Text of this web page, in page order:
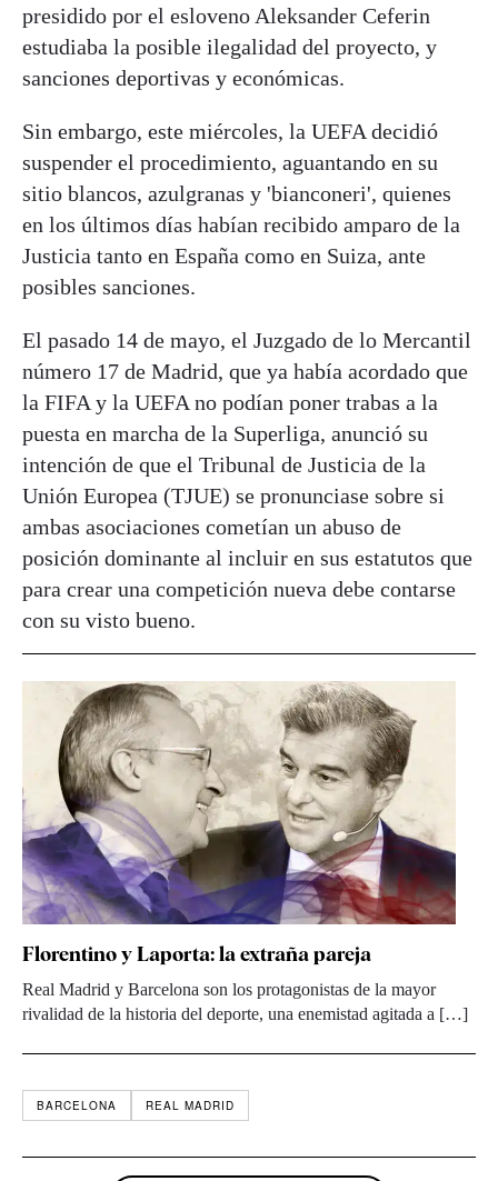
presidido por el esloveno Aleksander Ceferin
estudiaba la posible ilegalidad del proyecto, y
sanciones deportivas y económicas.
Sin embargo, este miércoles, la UEFA decidió
suspender el procedimiento, aguantando en su
sitio blancos, azulgranas y 'bianconeri', quienes
en los últimos días habían recibido amparo de la
Justicia tanto en España como en Suiza, ante
posibles sanciones.
El pasado 14 de mayo, el Juzgado de lo Mercantil
número 17 de Madrid, que ya había acordado que
la FIFA y la UEFA no podían poner trabas a la
puesta en marcha de la Superliga, anunció su
intención de que el Tribunal de Justicia de la
Unión Europea (TJUE) se pronunciase sobre si
ambas asociaciones cometían un abuso de
posición dominante al incluir en sus estatutos que
para crear una competición nueva debe contarse
con su visto bueno.
Florentino y Laporta: la extraña pareja
Real Madrid y Barcelona son los protagonistas de la mayor
rivalidad de la historia del deporte, una enemistad agitada a […]
BARCELONA REAL MADRID